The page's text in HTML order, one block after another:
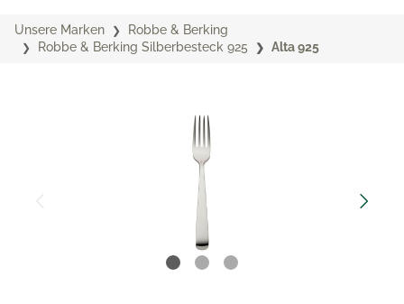
Unsere Marken
Robbe & Berking
Robbe & Berking Silberbesteck 925
Alta 925